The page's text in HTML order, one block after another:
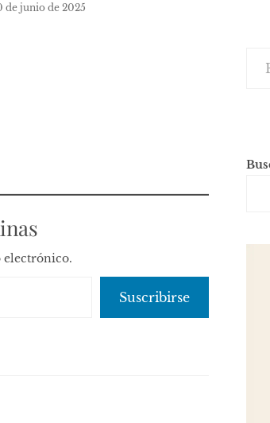
de junio de 2025
electrónico.
Suscribirse